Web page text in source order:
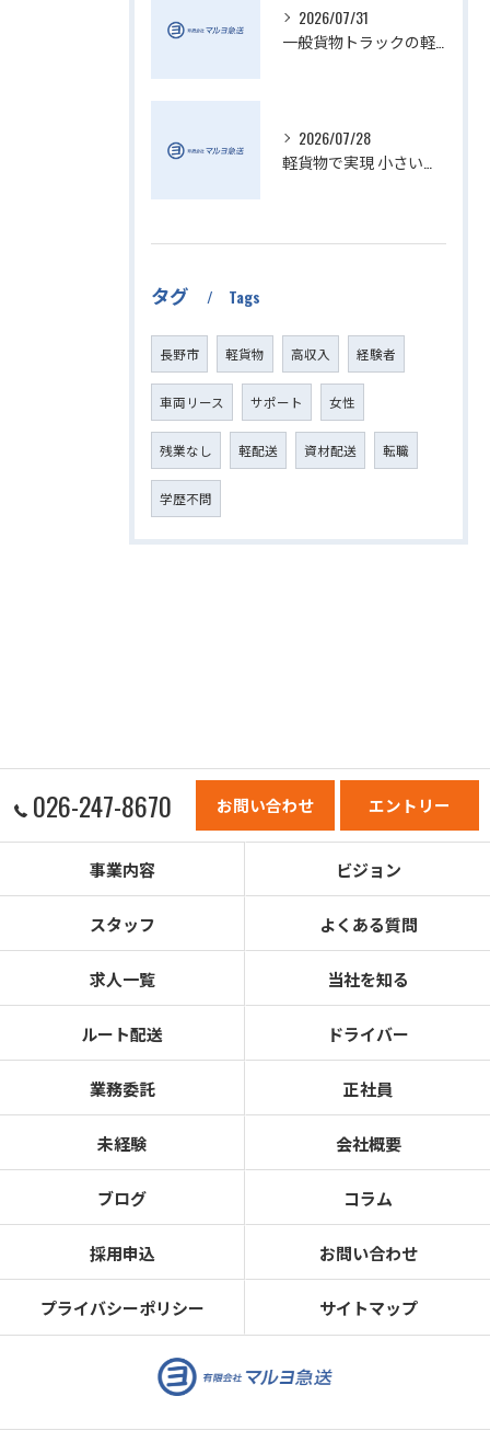
2026/07/31
2026/07/28
タグ Tags
長野市 軽貨物 高収入 経験者
車両リース サポート 女性
残業なし 軽配送 資材配送 転職
学歴不問
026-247-8670 お問い合わせ エントリー
事業内容 ビジョン
スタッフ よくある質問
求人一覧 当社を知る
ルート配送 ドライバー
業務委託 正社員
未経験 会社概要
ブログ コラム
採用申込 お問い合わせ
プライバシーポリシー サイトマップ